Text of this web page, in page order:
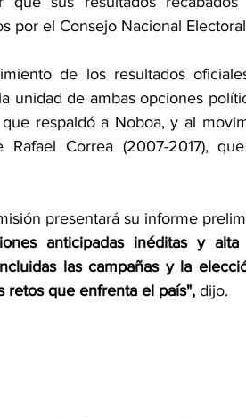
por el Consejo Nacional Electoral
de los resultados
unidad de ambas opciones
respaldó a Noboa, y al
Rafael Correa (2007-2017),
presentará su informe
anticipadas inéditas y alta
las campañas y la
retos que enfrenta el país", dijo.